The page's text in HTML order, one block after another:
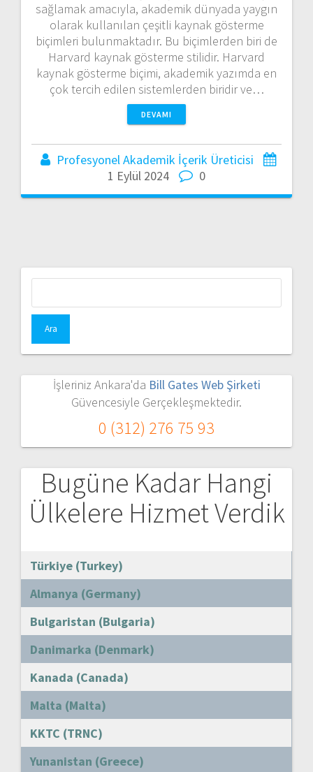
sağlamak amacıyla, akademik dünyada yaygın
olarak kullanılan çeşitli kaynak gösterme
biçimleri bulunmaktadır. Bu biçimlerden biri de
Harvard kaynak gösterme stilidir. Harvard
kaynak gösterme biçimi, akademik yazımda en
çok tercih edilen sistemlerden biridir ve…
DEVAMI
Profesyonel Akademik İçerik Üreticisi
1 Eylül 2024
0
İşleriniz Ankara'da Bill Gates Web Şirketi
Güvencesiyle Gerçekleşmektedir.
0 (312) 276 75 93
Bugüne Kadar Hangi
Ülkelere Hizmet Verdik
Türkiye (Turkey)
Almanya (Germany)
Bulgaristan (Bulgaria)
Danimarka (Denmark)
Kanada (Canada)
Malta (Malta)
KKTC (TRNC)
Yunanistan (Greece)